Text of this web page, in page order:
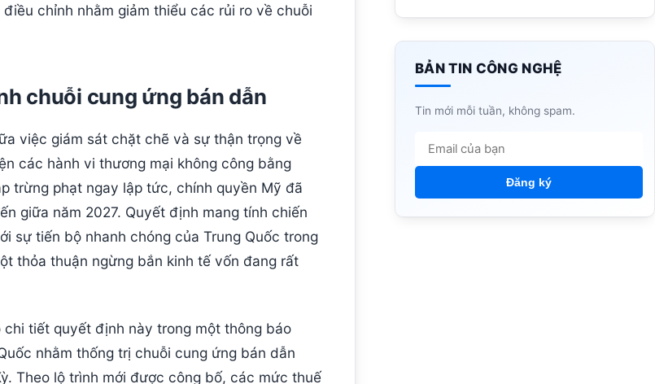
chỉnh nhằm giảm thiểu các rủi ro về chuỗi
chuỗi cung ứng bán dẫn
việc giám sát chặt chẽ và sự thận trọng về
các hành vi thương mại không công bằng
trừng phạt ngay lập tức, chính quyền Mỹ đã
giữa năm 2027. Quyết định mang tính chiến
sự tiến bộ nhanh chóng của Trung Quốc trong
thỏa thuận ngừng bắn kinh tế vốn đang rất
chi tiết quyết định này trong một thông báo
nhằm thống trị chuỗi cung ứng bán dẫn
Theo lộ trình mới được công bố, các mức thuế
BẢN TIN CÔNG NGHỆ
Tin mới mỗi tuần, không spam.
Đăng ký